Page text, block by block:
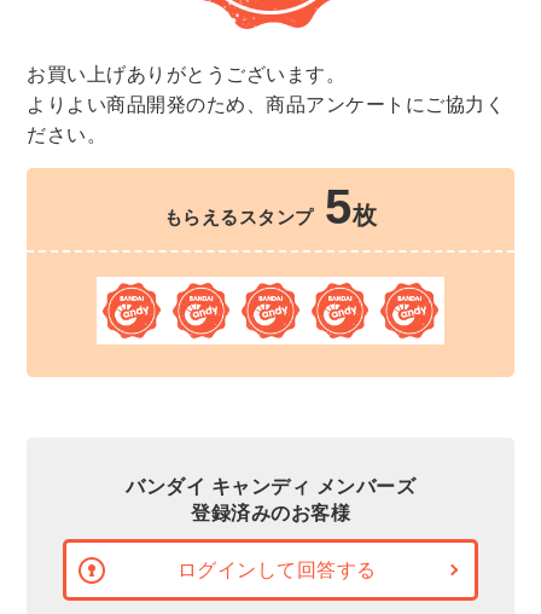
お買い上げありがとうございます。
よりよい商品開発のため、商品アンケートにご協力く
ださい。
もらえるスタンプ 5枚
バンダイ キャンディ メンバーズ
登録済みのお客様
ログインして回答する